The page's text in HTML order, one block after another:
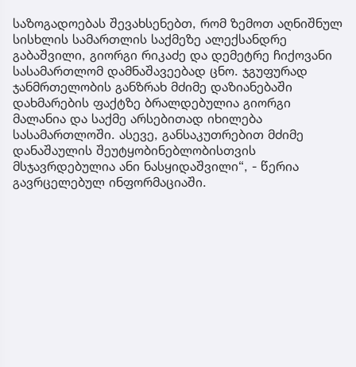
საზოგადოებას შევახსენებთ, რომ ზემოთ აღნიშნულ
სისხლის სამართლის საქმეზე ალექსანდრე
გაბაშვილი, გიორგი რიკაძე და დემეტრე ჩიქოვანი
სასამართლომ დამნაშავეებად ცნო. ჯგუფურად
ჯანმრთელობის განზრახ მძიმე დაზიანებაში
დახმარების ფაქტზე ბრალდებულია გიორგი
მალანია და საქმე არსებითად იხილება
სასამართლოში. ასევე, განსაკუთრებით მძიმე
დანაშაულის შეუტყობინებლობისთვის
მსჯავრდებულია ანი ნასყიდაშვილი“, - წერია
გავრცელებულ ინფორმაციაში.